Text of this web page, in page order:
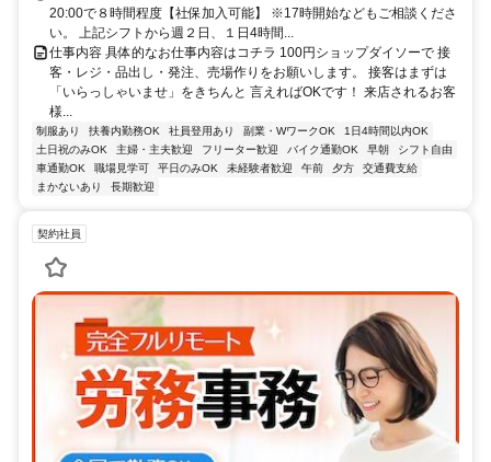
20:00で８時間程度【社保加入可能】 ※17時開始などもご相談くださ
い。 上記シフトから週２日、１日4時間...
仕事内容 具体的なお仕事内容はコチラ 100円ショップダイソーで 接
客・レジ・品出し・発注、売場作りをお願いします。 接客はまずは
「いらっしゃいませ」をきちんと 言えればOKです！ 来店されるお客
様...
制服あり 扶養内勤務OK 社員登用あり 副業・WワークOK
1日4時間以内OK
土日祝のみOK
主婦・主夫歓迎 フリーター歓迎 バイク通勤OK 早朝
シフト自由
車通勤OK
職場見学可 平日のみOK 未経験者歓迎 午前 夕方
交通費支給
まかないあり
長期歓迎
契約社員